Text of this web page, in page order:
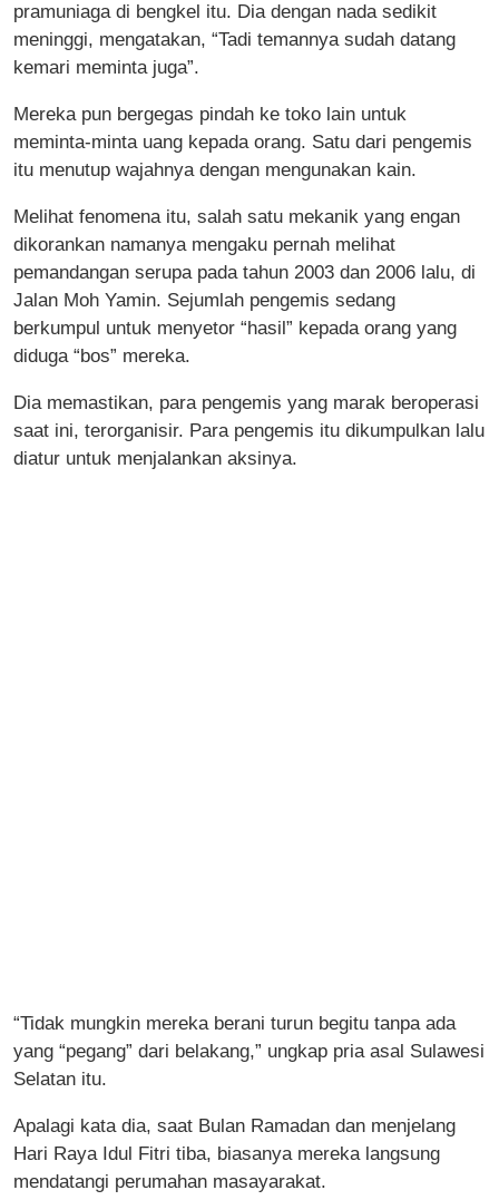
pramuniaga di bengkel itu. Dia dengan nada sedikit
meninggi, mengatakan, “Tadi temannya sudah datang
kemari meminta juga”.
Mereka pun bergegas pindah ke toko lain untuk
meminta-minta uang kepada orang. Satu dari pengemis
itu menutup wajahnya dengan mengunakan kain.
Melihat fenomena itu, salah satu mekanik yang engan
dikorankan namanya mengaku pernah melihat
pemandangan serupa pada tahun 2003 dan 2006 lalu, di
Jalan Moh Yamin. Sejumlah pengemis sedang
berkumpul untuk menyetor “hasil” kepada orang yang
diduga “bos” mereka.
Dia memastikan, para pengemis yang marak beroperasi
saat ini, terorganisir. Para pengemis itu dikumpulkan lalu
diatur untuk menjalankan aksinya.
“Tidak mungkin mereka berani turun begitu tanpa ada
yang “pegang” dari belakang,” ungkap pria asal Sulawesi
Selatan itu.
Apalagi kata dia, saat Bulan Ramadan dan menjelang
Hari Raya Idul Fitri tiba, biasanya mereka langsung
mendatangi perumahan masayarakat.